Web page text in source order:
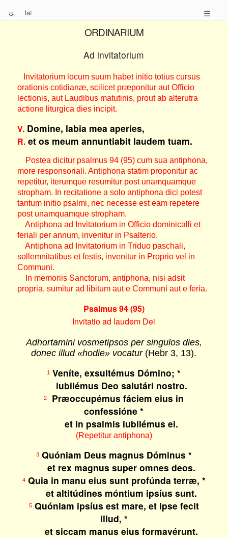
☼ lat ☰
ORDINARIUM
Ad invitatorium
Invitatorium locum suum habet initio totius cursus
orationis cotidianæ, scilicet præponitur aut Officio
lectionis, aut Laudibus matutinis, prout ab alterutra
actione liturgica dies incipit.
V.Domine, labia mea aperies,
R.et os meum annuntiabit laudem tuam.
Postea dicitur psalmus 94 (95) cum sua antiphona,
more responsoriali. Antiphona statim proponitur ac
repetitur, iterumque resumitur post unamquamque
stropham. In recitatione a solo antiphona dici potest
tantum initio psalmi, nec necesse est eam repetere
post unamquamque stropham.
Antiphona ad Invitatorium in Officio dominicalli et
feriali per annum, invenitur in Psalterio.
Antiphona ad Invitatorium in Triduo paschali,
sollemnitatibus et festis, invenitur in Proprio vel in
Communi.
In memoriis Sanctorum, antiphona, nisi adsit
propria, sumitur ad libitum aut e Communi aut e feria.
Psalmus 94 (95)
Invitatio ad laudem Dei
Adhortamini vosmetipsos per singulos dies,
donec illud «hodie» vocatur (Hebr 3, 13).
1 Veníte, exsultémus Dómino; *
iubilémus Deo salutári nostro.
2
Præoccupémus fáciem eius in
confessióne *
et in psalmis iubilémus ei.
(Repetitur antiphona)
3Quóniam Deus magnus Dóminus *
et rex magnus super omnes deos.
4Quia in manu eius sunt profúnda terræ, *
et altitúdines móntium ipsíus sunt.
5Quóniam ipsíus est mare, et ipse fecit
illud, *
et siccam manus eius formavérunt.